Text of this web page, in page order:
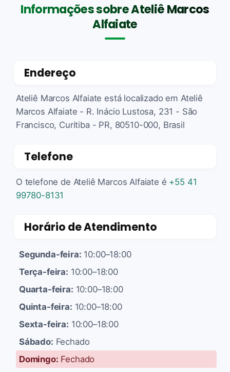
Informações sobre Ateliê Marcos
Alfaiate
Endereço
Ateliê Marcos Alfaiate está localizado em Ateliê
Marcos Alfaiate - R. Inácio Lustosa, 231 - São
Francisco, Curitiba - PR, 80510-000, Brasil
Telefone
O telefone de Ateliê Marcos Alfaiate é +55 41
99780-8131
Horário de Atendimento
Segunda-feira: 10:00–18:00
Terça-feira: 10:00–18:00
Quarta-feira: 10:00–18:00
Quinta-feira: 10:00–18:00
Sexta-feira: 10:00–18:00
Sábado: Fechado
Domingo: Fechado